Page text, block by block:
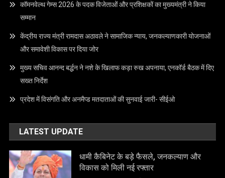
कॉमनवेल्थ गेम्स 2026 के पदक विजेताओं और प्रशिक्षकों का मुख्यमंत्री ने किया
सम्मान
केंद्रीय राज्य मंत्री रामदास अठावले ने सामाजिक न्याय, जनकल्याणकारी योजनाओं
और समावेशी विकास पर दिया जोर
मुख्य सचिव आनन्द बर्द्धन ने नशे के खिलाफ कड़ा रुख अपनाया, एनकॉर्ड बैठक में दिए
सख्त निर्देश
प्रदेश में विसंगति और अनमैप्ड मतदाताओं की सुनवाई जारी- सीईओ
LATEST UPDATE
धामी कैबिनेट के बड़े फैसले, जनकल्याण और
विकास को मिली नई रफ्तार